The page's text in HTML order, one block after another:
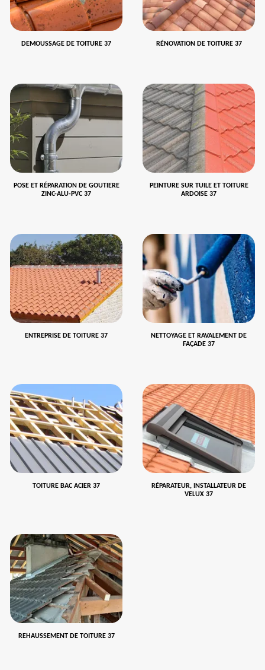
DEMOUSSAGE DE TOITURE 37 RÉNOVATION DE TOITURE 37
POSE ET RÉPARATION DE GOUTIERE
ZINC-ALU-PVC 37
PEINTURE SUR TUILE ET TOITURE
ARDOISE 37
ENTREPRISE DE TOITURE 37
NETTOYAGE ET RAVALEMENT DE
FAÇADE 37
TOITURE BAC ACIER 37
RÉPARATEUR, INSTALLATEUR DE
VELUX 37
REHAUSSEMENT DE TOITURE 37